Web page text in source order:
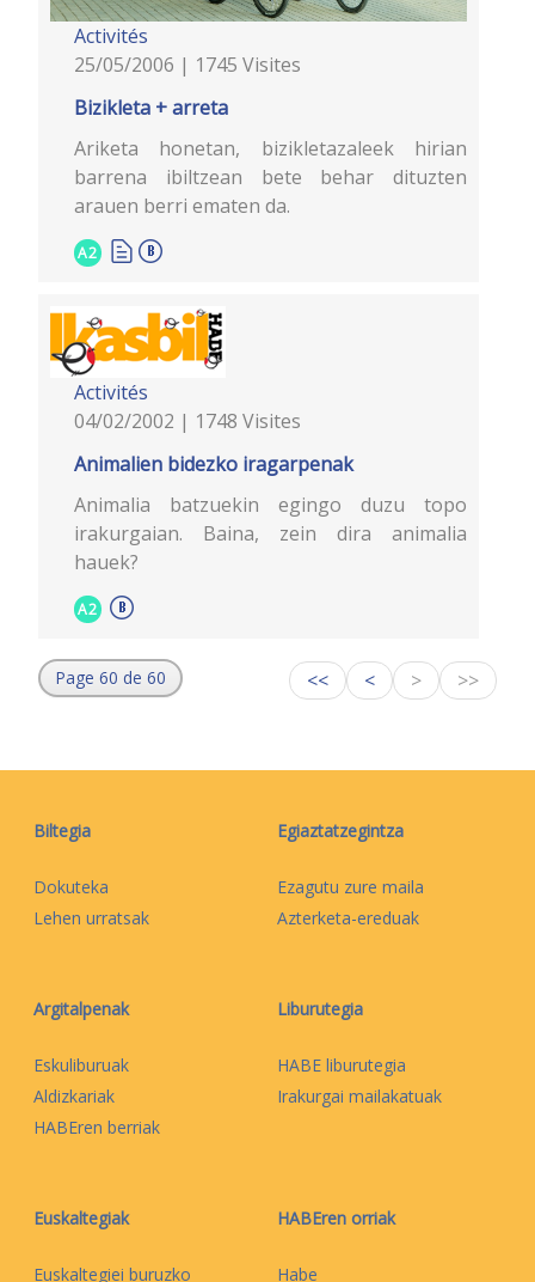
Activités
25/05/2006 | 1745 Visites
Bizikleta + arreta
Ariketa honetan, bizikletazaleek hirian
barrena ibiltzean bete behar dituzten
arauen berri ematen da.
A2
Activités
04/02/2002 | 1748 Visites
Animalien bidezko iragarpenak
Animalia batzuekin egingo duzu topo
irakurgaian. Baina, zein dira animalia
hauek?
A2
Page 60 de 60 << < > >>
Biltegia
Dokuteka
Lehen urratsak
Egiaztatzegintza
Ezagutu zure maila
Azterketa-ereduak
Argitalpenak
Eskuliburuak
Aldizkariak
HABEren berriak
Liburutegia
HABE liburutegia
Irakurgai mailakatuak
Euskaltegiak
Euskaltegiei buruzko
HABEren orriak
Habe